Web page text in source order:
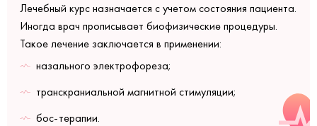
Лечебный курс назначается с учетом состояния пациента.
Иногда врач прописывает биофизические процедуры.
Такое лечение заключается в применении:
назального электрофореза;
транскраниальной магнитной стимуляции;
бос-терапии.